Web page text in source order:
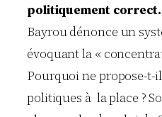
politiquement correct.
Bayrou dénonce un
évoquant la «
Pourquoi ne propose-t-
politiques à la place ?